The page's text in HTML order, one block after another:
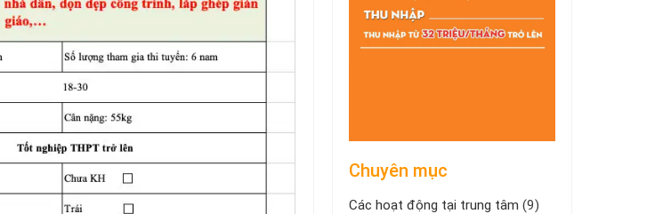
Chuyên mục
Các hoạt động tại trung tâm (9)